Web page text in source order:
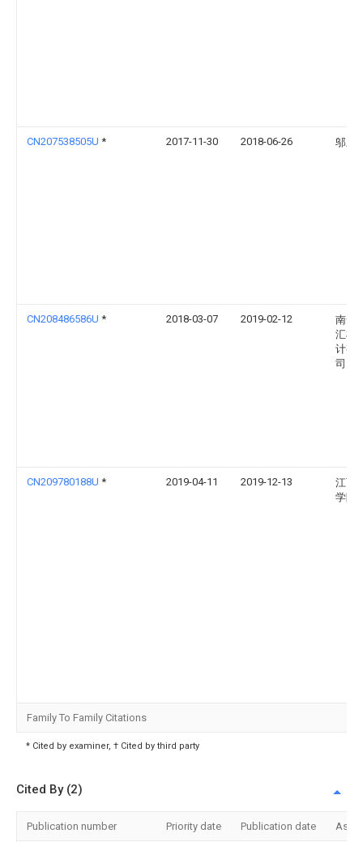
CN207538505U * 2017-11-30 2018-06-26 邬宏
CN208486586U * 2018-03-07 2019-02-12
南安
汇机
计有
司
CN209780188U * 2019-04-11 2019-12-13
江西
学院
Family To Family Citations
* Cited by examiner, † Cited by third party
Cited By (2)
Publication number Priority date Publication date